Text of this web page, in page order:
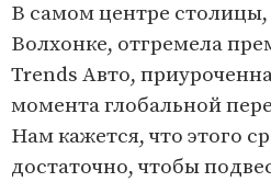
В самом центре столицы,
Волхонке, отгремела
Trends Авто,
момента глобальной
Нам кажется, что этого
достаточно, чтобы